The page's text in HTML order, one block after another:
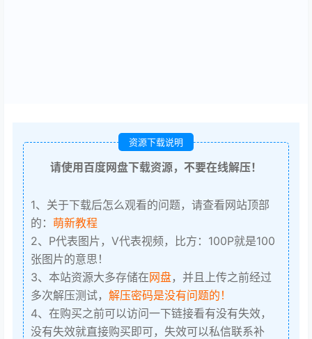
资源下载说明
请使用百度网盘下载资源，不要在线解压！
1、关于下载后怎么观看的问题，请查看网站顶部
的： 萌新教程
2、P代表图片，V代表视频，比方：100P就是100
张图片的意思！
3、本站资源大多存储在网盘，并且上传之前经过
多次解压测试， 解压密码是没有问题的！
4、在购买之前可以访问一下链接看有没有失效，
没有失效就直接购买即可，失效可以私信联系补